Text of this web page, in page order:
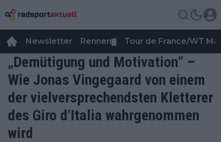
Newsletter Rennen Tour de France/WT
„Demütigung und Motivation“ –
Wie Jonas Vingegaard von einem
der vielversprechendsten Kletterer
des Giro d’Italia wahrgenommen
wird